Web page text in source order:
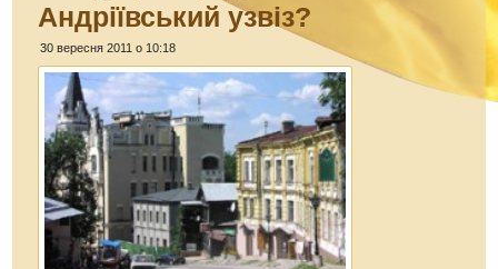
Андріївський узвіз?
30 вересня 2011 о 10:18